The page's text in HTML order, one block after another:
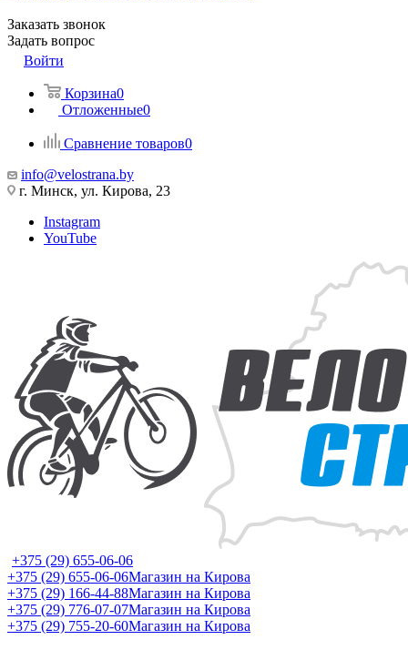
Заказать звонок
Задать вопрос
Войти
Корзина0
Отложенные0
Сравнение товаров0
info@velostrana.by
г. Минск, ул. Кирова, 23
Instagram
YouTube
+375 (29) 655-06-06
+375 (29) 655-06-06Магазин на Кирова
+375 (29) 166-44-88Магазин на Кирова
+375 (29) 776-07-07Магазин на Кирова
+375 (29) 755-20-60Магазин на Кирова